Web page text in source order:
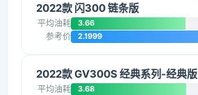
2022款 闪300 链条版
平均油耗 3.66
参考价 2.1999
2022款 GV300S 经典系列-经典版
平均油耗 3.68